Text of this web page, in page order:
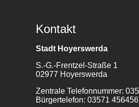
Kontakt
Stadt Hoyerswerda
S.-G.-Frentzel-Straße 1
02977 Hoyerswerda
Zentrale Telefonnummer:
Bürgertelefon: 03571 456456